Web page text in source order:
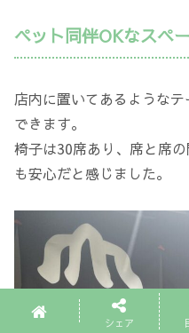
ペット同伴OKなスペ
店内に置いてあるような
できます。
椅子は30席あり、席と席
も安心だと感じました。
シェア